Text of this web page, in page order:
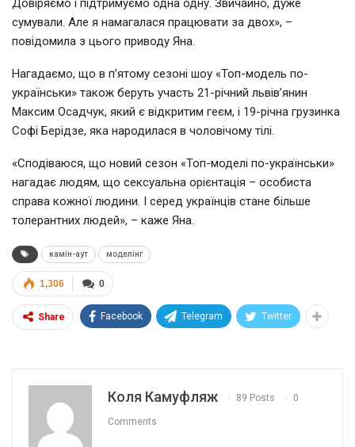
Довіряємо і підтримуємо одна одну. Звичайно, дуже
сумували. Але я намагалася працювати за двох», –
повідомила з цього приводу Яна.
Нагадаємо, що в п’ятому сезоні шоу «Топ-модель по-
українськи» також беруть участь 21-річний львів’янин
Максим Осадчук, який є відкритим геєм, і 19-річна грузинка
Софі Берідзе, яка народилася в чоловічому тілі.
«Сподіваюся, що новий сезон «Топ-моделі по-українськи»
нагадає людям, що сексуальна орієнтація – особиста
справа кожної людини. І серед українців стане більше
толерантних людей», – каже Яна.
камін-аут моделінг
0
1,306
Share Facebook Telegram Twitter
Коля Камуфляж 89 Posts 0
Comments